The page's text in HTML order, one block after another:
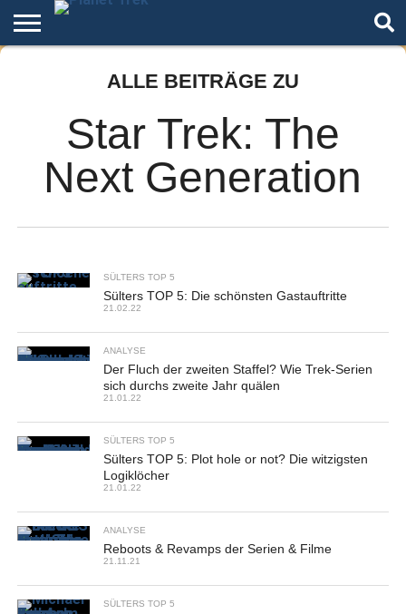
Trek
AutorenALLE BEITRÄGE ZU
Star Trek: The
Next Generation
SÜLTERS TOP 5
Sülters TOP 5: Die schönsten Gastauftritte
21.02.22
ANALYSE
Der Fluch der zweiten Staffel? Wie Trek-Serien
sich durchs zweite Jahr quälen
21.01.22
SÜLTERS TOP 5
Sülters TOP 5: Plot hole or not? Die witzigsten
Logiklöcher
21.01.22
ANALYSE
Reboots & Revamps der Serien & Filme
21.11.21
SÜLTERS TOP 5